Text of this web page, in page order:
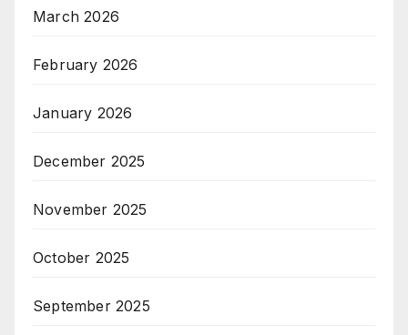
March 2026
February 2026
January 2026
December 2025
November 2025
October 2025
September 2025